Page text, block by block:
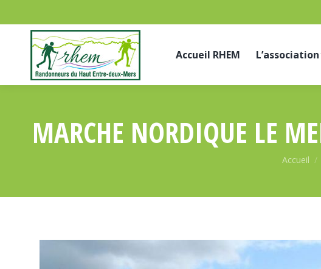
Accueil RHEM L’association
MARCHE NORDIQUE LE
Vous
Accueil